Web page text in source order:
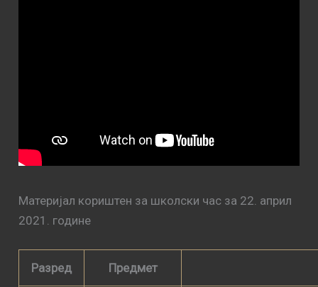
Материјал кориштен за школски час за 22. април
2021. године
Разред Предмет